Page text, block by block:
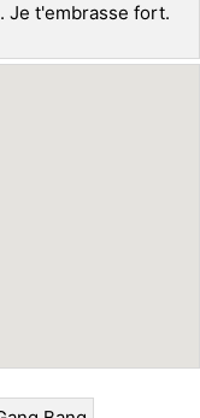
Je t'embrasse fort.